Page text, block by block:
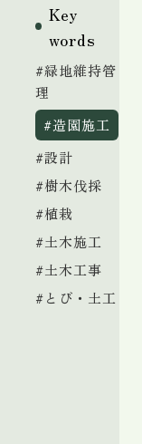
Key
words
#緑地維持管
理
#造園施工
#設計
#樹木伐採
#植栽
#土木施工
#土木工事
#とび・土工